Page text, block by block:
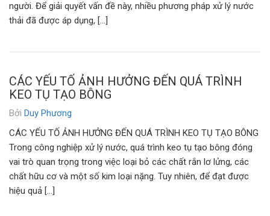
người. Để giải quyết vấn đề này, nhiều phương pháp xử lý nước
thải đã được áp dụng, […]
CÁC YẾU TỐ ẢNH HƯỞNG ĐẾN QUÁ TRÌNH
KEO TỤ TẠO BÔNG
Bởi Duy Phương
CÁC YẾU TỐ ẢNH HƯỞNG ĐẾN QUÁ TRÌNH KEO TỤ TẠO BÔNG
Trong công nghiệp xử lý nước, quá trình keo tụ tạo bông đóng
vai trò quan trọng trong việc loại bỏ các chất rắn lơ lửng, các
chất hữu cơ và một số kim loại nặng. Tuy nhiên, để đạt được
hiệu quả […]